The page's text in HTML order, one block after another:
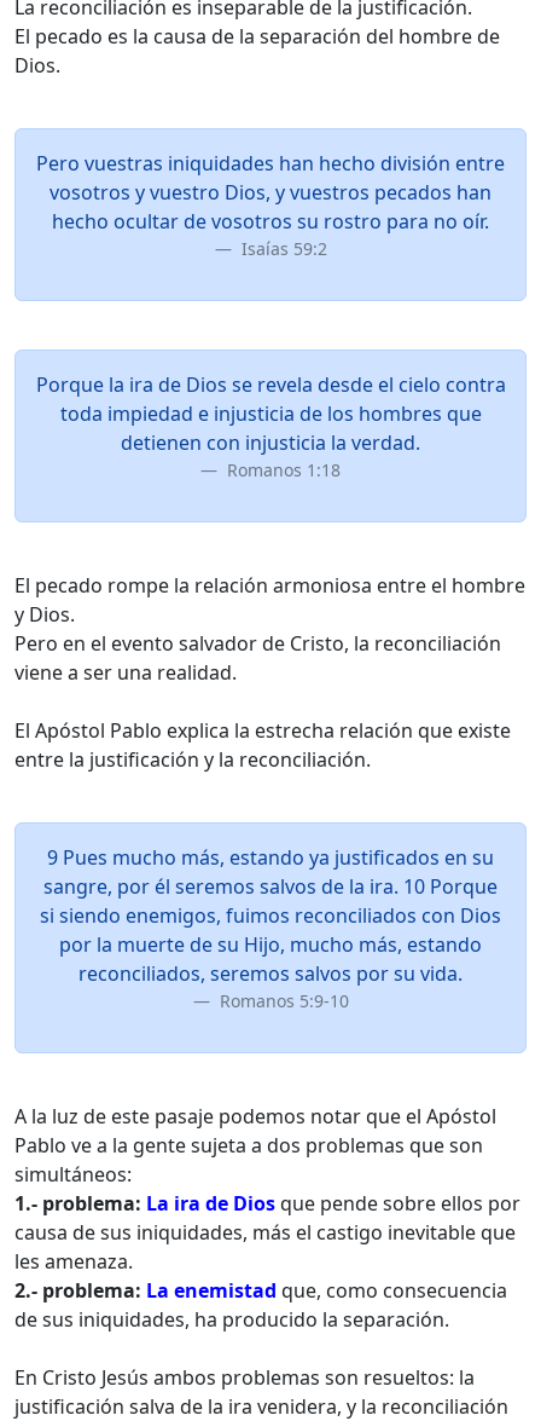
La reconciliación es inseparable de la justificación.
El pecado es la causa de la separación del hombre de
Dios.
Pero vuestras iniquidades han hecho división entre
vosotros y vuestro Dios, y vuestros pecados han
hecho ocultar de vosotros su rostro para no oír.
Isaías 59:2
Porque la ira de Dios se revela desde el cielo contra
toda impiedad e injusticia de los hombres que
detienen con injusticia la verdad.
Romanos 1:18
El pecado rompe la relación armoniosa entre el hombre
y Dios.
Pero en el evento salvador de Cristo, la reconciliación
viene a ser una realidad.
El Apóstol Pablo explica la estrecha relación que existe
entre la justificación y la reconciliación.
9 Pues mucho más, estando ya justificados en su
sangre, por él seremos salvos de la ira. 10 Porque
si siendo enemigos, fuimos reconciliados con Dios
por la muerte de su Hijo, mucho más, estando
reconciliados, seremos salvos por su vida.
Romanos 5:9-10
A la luz de este pasaje podemos notar que el Apóstol
Pablo ve a la gente sujeta a dos problemas que son
simultáneos:
1.- problema: La ira de Diosque pende sobre ellos por
causa de sus iniquidades, más el castigo inevitable que
les amenaza.
2.- problema: La enemistad que, como consecuencia
de sus iniquidades, ha producido la separación.
En Cristo Jesús ambos problemas son resueltos: la
justificación salva de la ira venidera, y la reconciliación